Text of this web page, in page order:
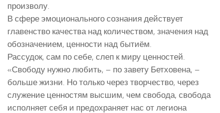
произволу.
В сфере эмоционального сознания действует
главенство качества над количеством, значения над
обозначением, ценности над бытиём.
Рассудок, сам по себе, слеп к миру ценностей.
«Свободу нужно любить, – по завету Бетховена, –
больше жизни. Но только через творчество, через
служение ценностям высшим, чем свобода, свобода
исполняет себя и предохраняет нас от легиона